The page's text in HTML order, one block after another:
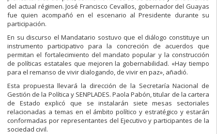
del actual régimen. José Francisco Cevallos, gobernador del Guayas
fue quien acompañó en el escenario al Presidente durante su
participación.
En su discurso el Mandatario sostuvo que el diálogo constituye un
instrumento participativo para la concreción de acuerdos que
permitan el fortalecimiento del mandato popular y la construcción
de políticas estatales que mejoren la gobernabilidad. «Hay tiempo
para el remanso de vivir dialogando, de vivir en paz», añadió.
Esta propuesta llevará la dirección de la Secretaría Nacional de
Gestión de la Política y SENPLADES. Paola Pabón, titular de la cartera
de Estado explicó que se instalarán siete mesas sectoriales
relacionadas a temas en el ámbito político y estratégico y estarán
conformadas por representantes del Ejecutivo y participantes de la
sociedad civil.